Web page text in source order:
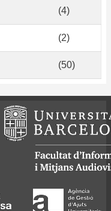
(4)
(2)
(50)